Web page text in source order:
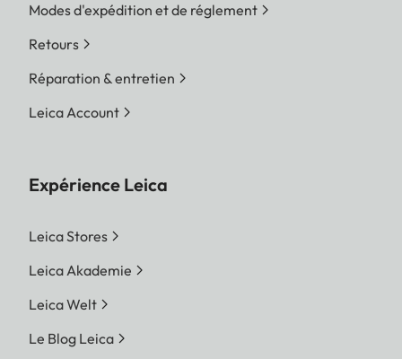
Modes d'expédition et de réglement
Retours
Réparation & entretien
Leica Account
Expérience Leica
Leica Stores
Leica Akademie
Leica Welt
Le Blog Leica